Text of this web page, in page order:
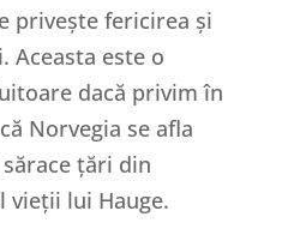
privește fericirea și
Aceasta este o
dacă privim în
Norvegia se afla
țări din
vieții lui Hauge.